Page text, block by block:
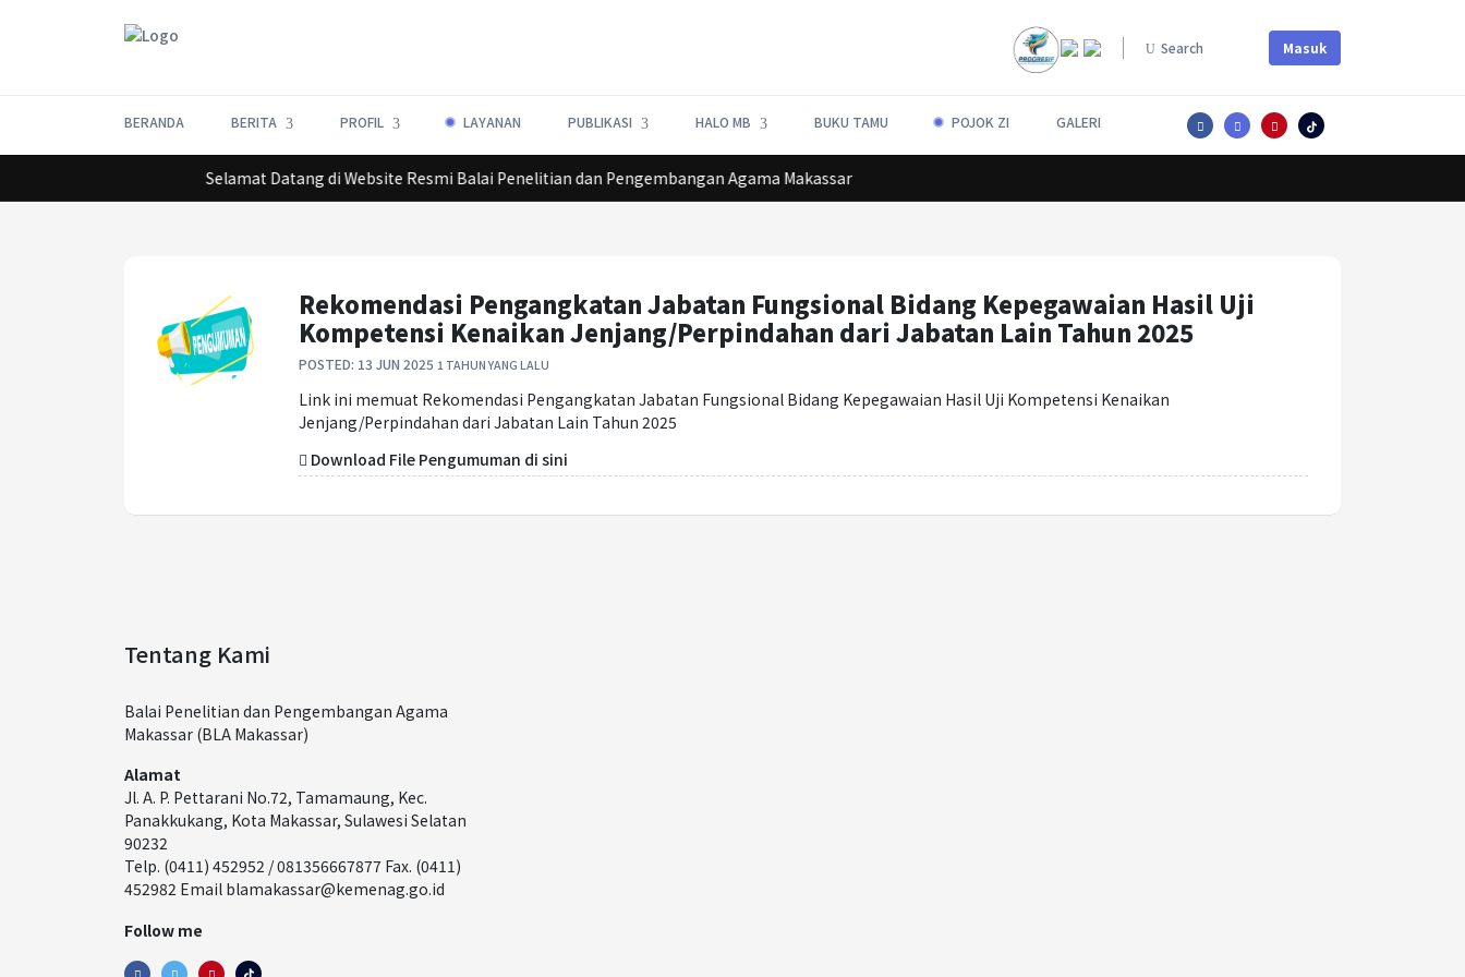
Search Masuk
BERANDA BERITA PROFIL LAYANAN PUBLIKASI HALO MB BUKU TAMU POJOK ZI GALERI
Selamat Datang di Website Resmi Balai Penelitian dan Pengembangan Agama Makassar
Rekomendasi Pengangkatan Jabatan Fungsional Bidang Kepegawaian Hasil Uji
Kompetensi Kenaikan Jenjang/Perpindahan dari Jabatan Lain Tahun 2025
POSTED: 13 JUN 2025 1 TAHUN YANG LALU
Link ini memuat Rekomendasi Pengangkatan Jabatan Fungsional Bidang Kepegawaian Hasil Uji Kompetensi Kenaikan
Jenjang/Perpindahan dari Jabatan Lain Tahun 2025
Download File Pengumuman di sini
Tentang Kami
Balai Penelitian dan Pengembangan Agama
Makassar (BLA Makassar)
Alamat
Jl. A. P. Pettarani No.72, Tamamaung, Kec.
Panakkukang, Kota Makassar, Sulawesi Selatan
90232
Telp. (0411) 452952 / 081356667877 Fax. (0411)
452982 Email blamakassar@kemenag.go.id
Follow me